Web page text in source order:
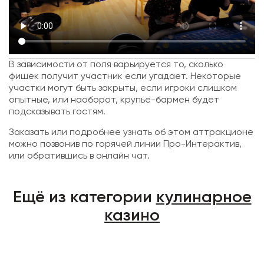
В зависимости от поля варьируется то, сколько
фишек получит участник если угадает. Некоторые
участки могут быть закрыты, если игроки слишком
опытные, или наоборот, крупье-бармен будет
подсказывать гостям.
Заказать или подробнее узнать об этом аттракционе
можно позвонив по горячей линии Про-Интерактив,
или обратившись в онлайн чат.
Ещё из категории кулинарное
казино